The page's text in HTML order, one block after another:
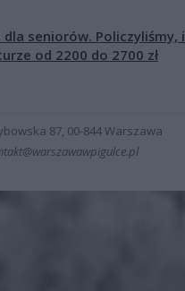
seniorów. Policzyliśmy,
od 2200 do 2700 zł
87, 00-844 Warszawa